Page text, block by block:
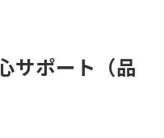
サポート（品